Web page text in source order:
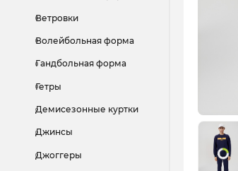
Ветровки
Волейбольная форма
Гандбольная форма
Гетры
Демисезонные куртки
Джинсы
Джоггеры